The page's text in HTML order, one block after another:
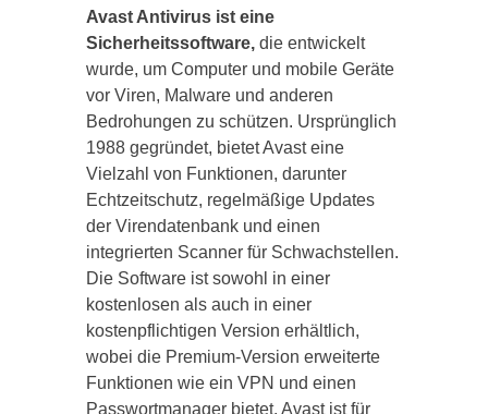
Avast Antivirus ist eine
Sicherheitssoftware, die entwickelt
wurde, um Computer und mobile Geräte
vor Viren, Malware und anderen
Bedrohungen zu schützen. Ursprünglich
1988 gegründet, bietet Avast eine
Vielzahl von Funktionen, darunter
Echtzeitschutz, regelmäßige Updates
der Virendatenbank und einen
integrierten Scanner für Schwachstellen.
Die Software ist sowohl in einer
kostenlosen als auch in einer
kostenpflichtigen Version erhältlich,
wobei die Premium-Version erweiterte
Funktionen wie ein VPN und einen
Passwortmanager bietet. Avast ist für